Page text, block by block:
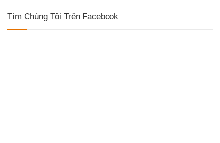
Tìm Chúng Tôi Trên Facebook